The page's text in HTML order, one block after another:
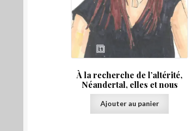
À la recherche de l’altérité,
Néandertal, elles et nous
Ajouter au panier